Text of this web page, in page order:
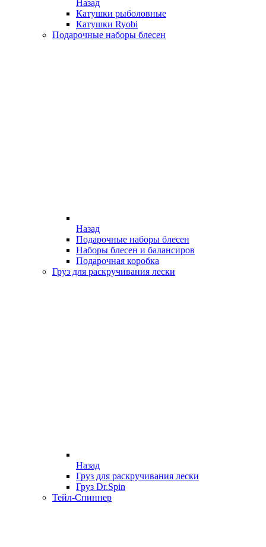
Назад
Катушки рыболовные
Катушки Ryobi
Подарочные наборы блесен
Назад
Подарочные наборы блесен
Наборы блесен и балансиров
Подарочная коробка
Груз для раскручивания лески
Назад
Груз для раскручивания лески
Груз Dr.Spin
Тейл-Спиннер